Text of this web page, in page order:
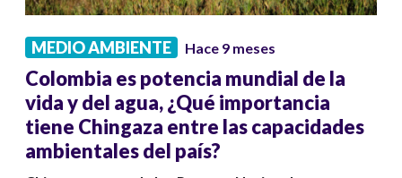
MEDIO AMBIENTE Hace 9 meses
Colombia es potencia mundial de la
vida y del agua, ¿Qué importancia
tiene Chingaza entre las capacidades
ambientales del país?